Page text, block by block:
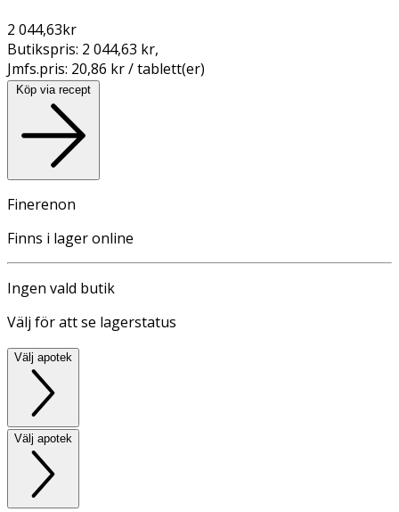
2 044,63kr
Butikspris: 2 044,63 kr,
Jmfs.pris: 20,86 kr / tablett(er)
Köp via recept
Finerenon
Finns i lager online
Ingen vald butik
Välj för att se lagerstatus
Välj apotek
Välj apotek